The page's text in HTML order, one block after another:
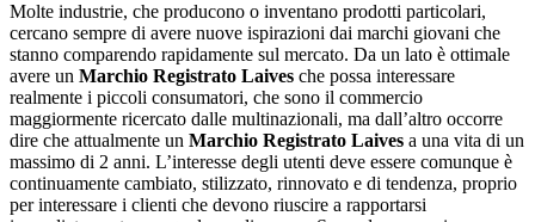
Molte industrie, che producono o inventano prodotti particolari,
cercano sempre di avere nuove ispirazioni dai marchi giovani che
stanno comparendo rapidamente sul mercato. Da un lato è ottimale
avere un Marchio Registrato Laives che possa interessare
realmente i piccoli consumatori, che sono il commercio
maggiormente ricercato dalle multinazionali, ma dall’altro occorre
dire che attualmente un Marchio Registrato Laives a una vita di un
massimo di 2 anni. L’interesse degli utenti deve essere comunque è
continuamente cambiato, stilizzato, rinnovato e di tendenza, proprio
per interessare i clienti che devono riuscire a rapportarsi